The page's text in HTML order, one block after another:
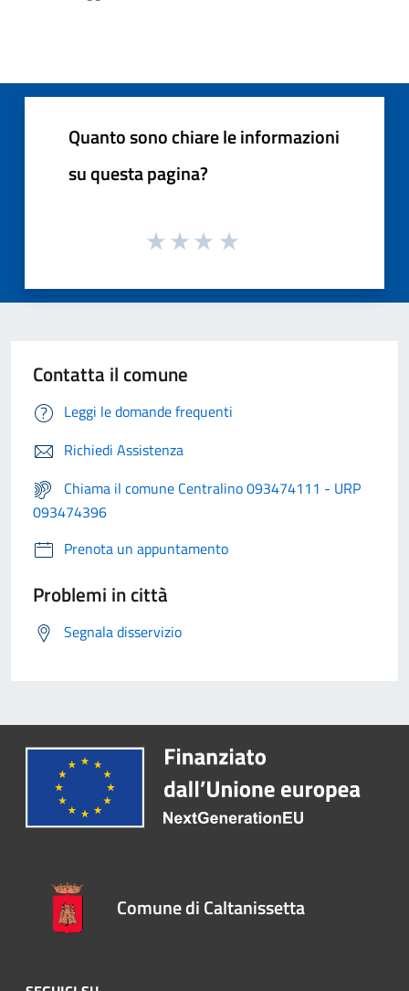
Quanto sono chiare le informazioni
su questa pagina?
Contatta il comune
Leggi le domande frequenti
Richiedi Assistenza
Chiama il comune Centralino 093474111 - URP
093474396
Prenota un appuntamento
Problemi in città
Segnala disservizio
Comune di Caltanissetta